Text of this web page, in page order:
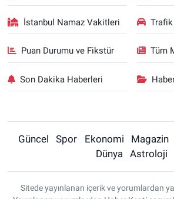
İstanbul Namaz Vakitleri
Puan Durumu ve Fikstür Tüm
Son Dakika Haberleri
Güncel Spor Ekonomi Magazin
Dünya
Astroloji
Sitede yayınlanan içerik ve yorumlardan